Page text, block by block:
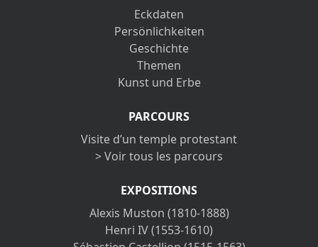
Eckdaten
Persönlichkeiten
Geschichte
Themen
Kunst und Erbe
PARCOURS
Visite d’un temple protestant
> Voir tous les parcours
EXPOSITIONS
Alexis Muston (1810-1888)
Henri IV (1553-1610)